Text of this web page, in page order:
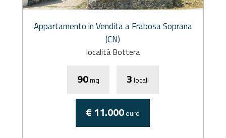
Appartamento in Vendita a Frabosa Soprana
(CN)
località Bottera
90mq 3locali
€ 11.000euro